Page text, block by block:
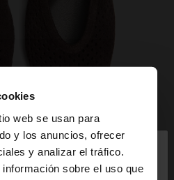
web se usan para
y los anuncios, ofrecer
y analizar el tráfico.
sobre el uso que